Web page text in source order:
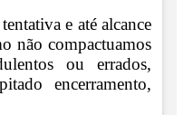
e até alcance
não compactuamos
ou errados,
encerramento,